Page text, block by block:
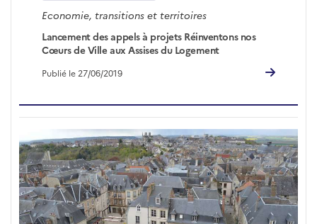
Economie, transitions et territoires
Lancement des appels à projets Réinventons nos
Cœurs de Ville aux Assises du Logement
Publié le 27/06/2019